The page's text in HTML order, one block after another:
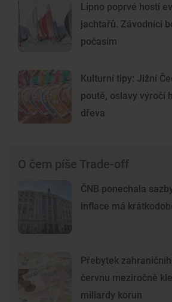
Lipno poprvé hostí
jachtařů. Závodníci
počasím
Kulturní tipy: Jižní
poutě, oslavy výročí
dřeva
O čem píše Trade-off
ČNB ponechala
inflace má
Přebytek
červnu meziročně
miliardy korun